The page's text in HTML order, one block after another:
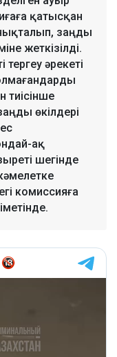
қатысқан
заңды
жеткізілді.
әрекеті
тиісінше
өкілдері
ақ
шегінде
комиссияға